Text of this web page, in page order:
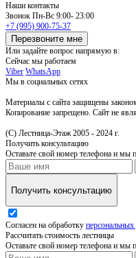
Наши контакты
Звонок Пн-Вс 9:00- 23:00
+7 (995) 900-75-37
Перезвоните мне
Или задайте вопрос напрямую в:
Сейчас мы работаем
Viber WhatsApp
Мы в социальных сетях
Материалы с сайта защищены
Копирование запрещено. Сайт не
(С) Лестница-Этаж 2005 - 2024 г.
Получить консультацию
Оставьте свой номер телефона и мы
Получить консультацию
Согласен на обработку
Рассчитать стоимость лестницы
Оставьте свой номер телефона и мы